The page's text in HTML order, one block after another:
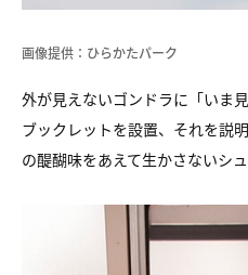
画像提供：ひらかたパーク
外が見えないゴンドラに「いま
ブックレットを設置、それを説
の醍醐味をあえて生かさないシ